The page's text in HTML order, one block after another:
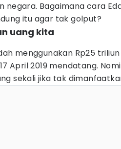
negara. Bagaimana cara
itu agar tak golput?
uang kita
menggunakan Rp25
April 2019 mendatang.
sekali jika tak